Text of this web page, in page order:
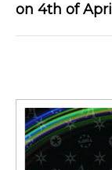
on 4th of April